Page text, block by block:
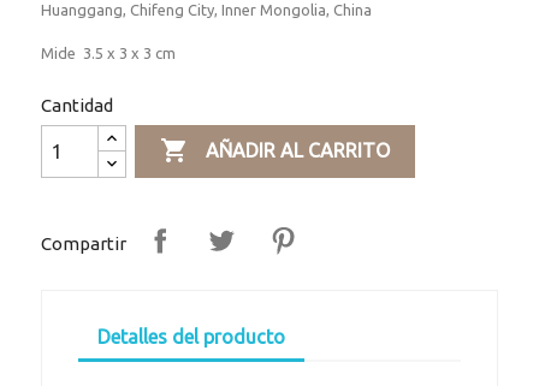
Huanggang, Chifeng City, Inner Mongolia, China
Mide 3.5 x 3 x 3 cm
Cantidad
 AÑADIR AL CARRITO
Compartir
Detalles del producto